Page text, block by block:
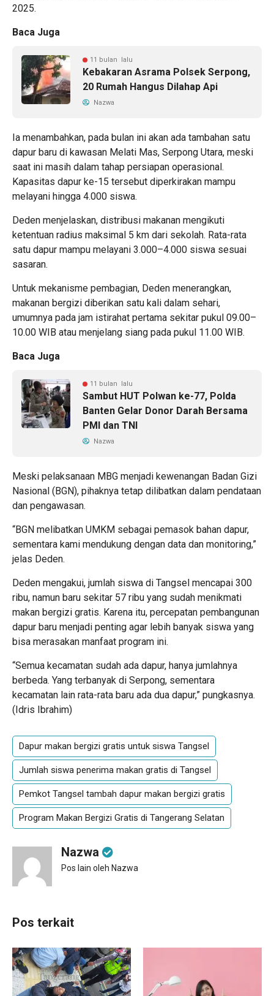
2025.
Baca Juga
11 bulan lalu
Kebakaran Asrama Polsek Serpong,
20 Rumah Hangus Dilahap Api
Nazwa
Ia menambahkan, pada bulan ini akan ada tambahan satu
dapur baru di kawasan Melati Mas, Serpong Utara, meski
saat ini masih dalam tahap persiapan operasional.
Kapasitas dapur ke-15 tersebut diperkirakan mampu
melayani hingga 4.000 siswa.
Deden menjelaskan, distribusi makanan mengikuti
ketentuan radius maksimal 5 km dari sekolah. Rata-rata
satu dapur mampu melayani 3.000–4.000 siswa sesuai
sasaran.
Untuk mekanisme pembagian, Deden menerangkan,
makanan bergizi diberikan satu kali dalam sehari,
umumnya pada jam istirahat pertama sekitar pukul 09.00–
10.00 WIB atau menjelang siang pada pukul 11.00 WIB.
Baca Juga
11 bulan lalu
Sambut HUT Polwan ke-77, Polda
Banten Gelar Donor Darah Bersama
PMI dan TNI
Nazwa
Meski pelaksanaan MBG menjadi kewenangan Badan Gizi
Nasional (BGN), pihaknya tetap dilibatkan dalam pendataan
dan pengawasan.
“BGN melibatkan UMKM sebagai pemasok bahan dapur,
sementara kami mendukung dengan data dan monitoring,”
jelas Deden.
Deden mengakui, jumlah siswa di Tangsel mencapai 300
ribu, namun baru sekitar 57 ribu yang sudah menikmati
makan bergizi gratis. Karena itu, percepatan pembangunan
dapur baru menjadi penting agar lebih banyak siswa yang
bisa merasakan manfaat program ini.
“Semua kecamatan sudah ada dapur, hanya jumlahnya
berbeda. Yang terbanyak di Serpong, sementara
kecamatan lain rata-rata baru ada dua dapur,” pungkasnya.
(Idris Ibrahim)
Dapur makan bergizi gratis untuk siswa Tangsel
Jumlah siswa penerima makan gratis di Tangsel
Pemkot Tangsel tambah dapur makan bergizi gratis
Program Makan Bergizi Gratis di Tangerang Selatan
Nazwa
Pos lain oleh Nazwa
Pos terkait